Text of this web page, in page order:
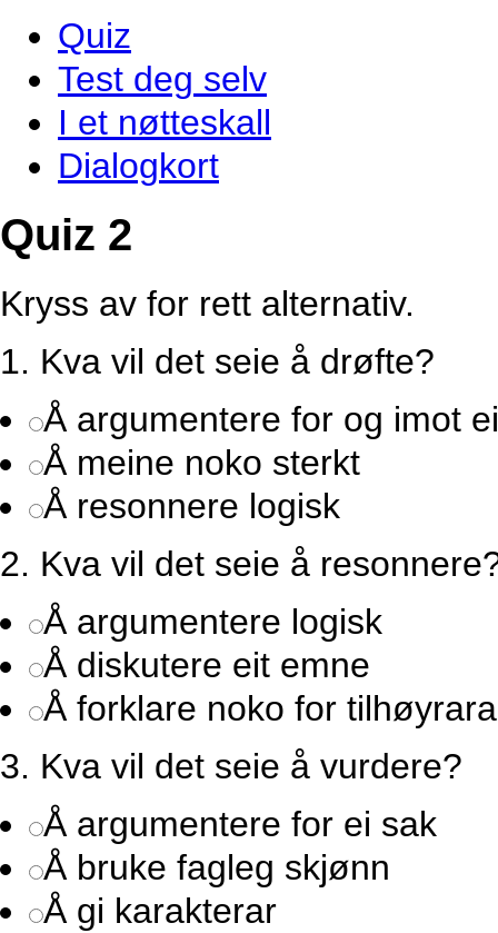
Quiz
Test deg selv
I et nøtteskall
Dialogkort
Quiz 2
Kryss av for rett alternativ.
1. Kva vil det seie å drøfte?
Å argumentere for og imot
Å meine noko sterkt
Å resonnere logisk
2. Kva vil det seie å
Å argumentere logisk
Å diskutere eit emne
Å forklare noko for
3. Kva vil det seie å vurdere?
Å argumentere for ei sak
Å bruke fagleg skjønn
Å gi karakterar